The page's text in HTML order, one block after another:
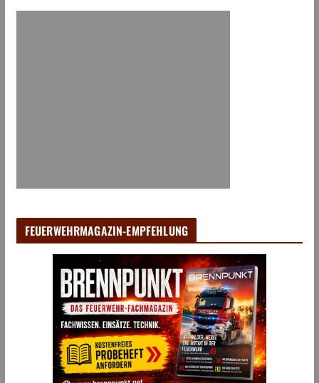
FEUERWEHRMAGAZIN-EMPFEHLUNG